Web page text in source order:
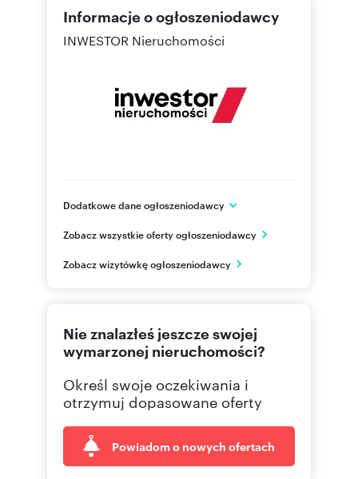
Informacje o ogłoszeniodawcy
INWESTOR Nieruchomości
Dodatkowe dane ogłoszeniodawcy
Szczecin
PL
Zobacz wszystkie oferty ogłoszeniodawcy
Zobacz wizytówkę ogłoszeniodawcy
Nie znalazłeś jeszcze swojej
wymarzonej nieruchomości?
Określ swoje oczekiwania i
otrzymuj dopasowane oferty
Powiadom o nowych ofertach